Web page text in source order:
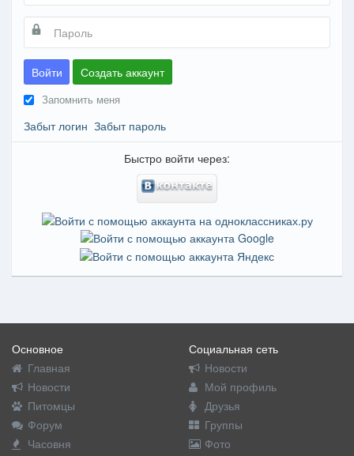
Войти Создать аккаунт
Запомнить меня
Забыт логин Забыт пароль
Быстро войти через:
Основное
Главная
Новости
Питомцы
Форум
Часовня
Социальная сеть
Новости
Мой профиль
Друзья
Группы
Фото